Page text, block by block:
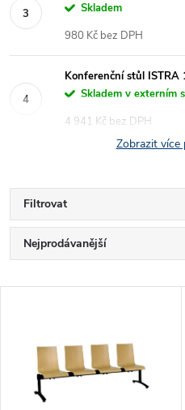
Skladem
980 Kč bez DPH
Konferenční stůl ISTRA
Skladem v externím
4 941 Kč bez DPH
Zobrazit více
Filtrovat
Ř
a
Nejprodávanější